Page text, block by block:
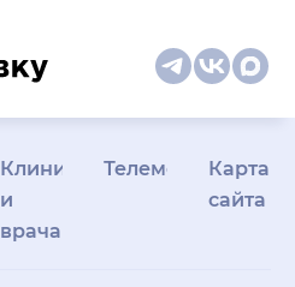
Клиникам
и
врачам
Телемедицина
Карта
сайта